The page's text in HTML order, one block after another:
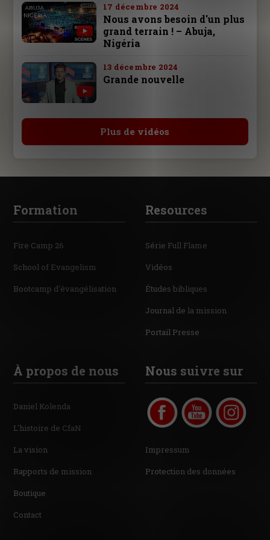
17 décembre 2024
Nous avons besoin d'un plus
grand terrain ! – Abuja,
Nigéria
13 décembre 2024
Grande nouvelle
Plus de vidéos
Formation
Fire Camp 26
School of Evangelism
Bootcamp d'évangélisation
Resources
Série Full Flame
Vidéos
Études bibliques
Journal de la mission
Portail Presse
À propos de nous
Daniel Kolenda
L'histoire de CfaN
La vision
Rapports de mission
Boutique
Contact
Nous suivre sur
Impressum
Protection des données